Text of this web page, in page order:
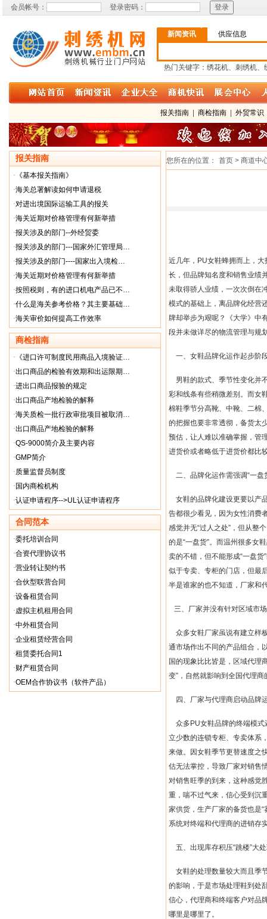
会员帐号： 登录密码：
新闻资讯 供应信息
热门关键字：绣花机、刺绣机、
报关指南 商检指南 外贸常识
报关指南
· 《基本报关指南》
·海关总署解读如何申请退税
·对进出境国际运输工具的报关
·海关近期对价格管理有何新举措
·报关涉及的部门--外经贸委
·报关涉及的部门---国家外汇管理局…
·报关涉及的部门----国家出入境检…
·海关近期对价格管理有何新举措
·按照税则，有的进口机电产品已不…
·什么是海关参考价格？其主要基础…
·海关审价如何提高工作效率
商检指南
· 《进口许可制度民用商品入境验证…
·出口商品的检验有效期和出运限期…
·进出口商品报验的规定
·出口商品产地检验的解释
·海关质检一批行政审批项目被取消…
·出口商品产地检验的解释
·QS-9000简介及主要内容
·GMP简介
·质量监督员制度
· 国内商检机构
·认证申请程序-->UL认证申请程序
合同范本
·委托培训合同
·合资代理协议书
·营业转让契约书
·合伙型联营合同
·设备租赁合同
·虚拟主机租用合同
·中外租赁合同
·企业租赁经营合同
·租赁委托合同1
·财产租赁合同
·OEM合作协议书（软件产品）
您所在的位置： 首页 > 商道中
近几年， PU女鞋蜂拥而上，
长，但品牌知名度和销售业绩
未取得骄人业绩，一次次倒在
模式的基础上，离品牌化经营
牌却举步为艰呢？《大学》中
段并未做详尽的物流管理与规
一、女鞋品牌化运作起步阶
男鞋的款式、季节性变化并
彩和线条有些稍微差别。而女
棉鞋季节分高靴、中靴、二棉
的把握也要非常透彻，备货太
预估，让人难以准确掌握，管
进货价或者略低于进货价都比
二、品牌化运作需强调“一盘
女鞋的品牌化建设更要以产
告都很少看见，因为女性消费
感觉并无“过人之处” ，但从整
的是“一盘货”。而温州很多女
卖的不错，但不能形成“一盘货”
似于专卖、专柜的门店，但最
半是谁家的也不知道，厂家和
三、厂家并没有针对区域市
众多女鞋厂家虽说有建立样
通市场作出不同的产品组合，
国的现象比比皆是，区域代理
变” ，自然就影响到全国代理
四、厂家与代理商启动品牌
众多 PU女鞋品牌的终端模
立少数的连锁专柜、专卖体系
来做。因女鞋季节更替速度之
估无法掌控，导致厂家对销售
对销售旺季的到来，这种感觉
重，喘不过气来，信心受到沉
家供货，生产厂家的备货也是“
系统对终端和代理商的进销存
五、出现库存积压“跳楼”大
女鞋的处理数量较大而且季
的影响，于是市场处理鞋到处
信心，代理商和终端客户对品
哪里是哪里了。